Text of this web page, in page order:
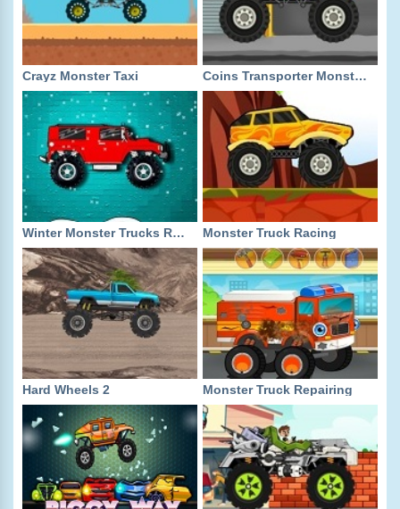
Crayz Monster Taxi Coins Transporter Monster Truck
Winter Monster Trucks Race Monster Truck Racing
Hard Wheels 2 Monster Truck Repairing